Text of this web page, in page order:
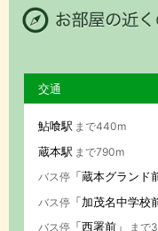
交通
鮎喰駅 まで440m
蔵本駅 まで790m
バス停「蔵本グランド
バス停「加茂名中学校
バス停「西署前」 まで